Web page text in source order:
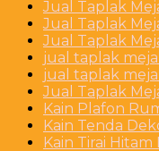
Jual Taplak
Jual Taplak
Jual Taplak
jual taplak
jual taplak
Jual Taplak
Kain Plafon
Kain Tenda
Kain Tirai Hitam